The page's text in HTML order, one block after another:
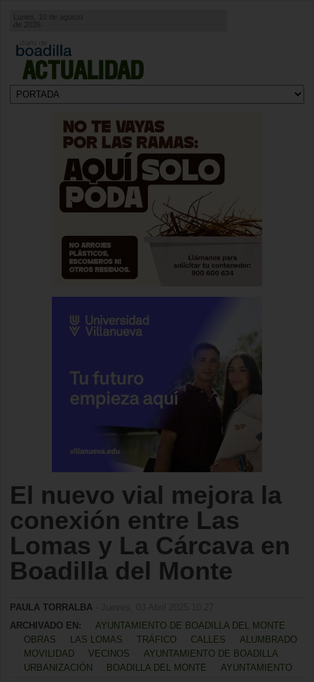
ACTUALIDAD
Lunes, 10 de agosto
El nuevo vial mejora la
conexión entre Las
Lomas y La Cárcava en
Boadilla del Monte
PAULA TORRALBA
ARCHIVADO EN:
AYUNTAMIENTO DE BOADILLA DEL MONTE
OBRAS
LAS LOMAS TRÁFICO CALLES
ALUMBRADO
MOVILIDAD
VECINOS
AYUNTAMIENTO DE BOADILLA
URBANIZACIÓN
BOADILLA DEL MONTE AYUNTAMIENTO